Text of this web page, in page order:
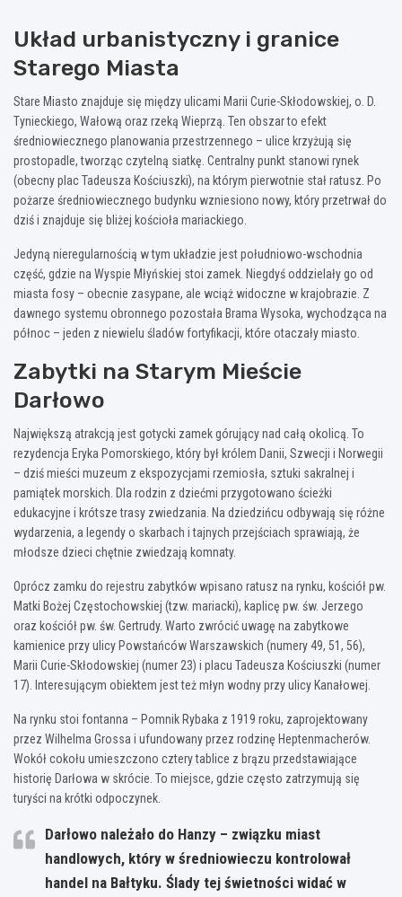
Układ urbanistyczny i granice
Starego Miasta
Stare Miasto znajduje się między ulicami Marii Curie-Skłodowskiej, o. D.
Tynieckiego, Wałową oraz rzeką Wieprzą. Ten obszar to efekt
średniowiecznego planowania przestrzennego – ulice krzyżują się
prostopadle, tworząc czytelną siatkę. Centralny punkt stanowi rynek
(obecny plac Tadeusza Kościuszki), na którym pierwotnie stał ratusz. Po
pożarze średniowiecznego budynku wzniesiono nowy, który przetrwał do
dziś i znajduje się bliżej kościoła mariackiego.
Jedyną nieregularnością w tym układzie jest południowo-wschodnia
część, gdzie na Wyspie Młyńskiej stoi zamek. Niegdyś oddzielały go od
miasta fosy – obecnie zasypane, ale wciąż widoczne w krajobrazie. Z
dawnego systemu obronnego pozostała Brama Wysoka, wychodząca na
północ – jeden z niewielu śladów fortyfikacji, które otaczały miasto.
Zabytki na Starym Mieście
Darłowo
Największą atrakcją jest gotycki zamek górujący nad całą okolicą. To
rezydencja Eryka Pomorskiego, który był królem Danii, Szwecji i Norwegii
– dziś mieści muzeum z ekspozycjami rzemiosła, sztuki sakralnej i
pamiątek morskich. Dla rodzin z dziećmi przygotowano ścieżki
edukacyjne i krótsze trasy zwiedzania. Na dziedzińcu odbywają się różne
wydarzenia, a legendy o skarbach i tajnych przejściach sprawiają, że
młodsze dzieci chętnie zwiedzają komnaty.
Oprócz zamku do rejestru zabytków wpisano ratusz na rynku, kościół pw.
Matki Bożej Częstochowskiej (tzw. mariacki), kaplicę pw. św. Jerzego
oraz kościół pw. św. Gertrudy. Warto zwrócić uwagę na zabytkowe
kamienice przy ulicy Powstańców Warszawskich (numery 49, 51, 56),
Marii Curie-Skłodowskiej (numer 23) i placu Tadeusza Kościuszki (numer
17). Interesującym obiektem jest też młyn wodny przy ulicy Kanałowej.
Na rynku stoi fontanna – Pomnik Rybaka z 1919 roku, zaprojektowany
przez Wilhelma Grossa i ufundowany przez rodzinę Heptenmacherów.
Wokół cokołu umieszczono cztery tablice z brązu przedstawiające
historię Darłowa w skrócie. To miejsce, gdzie często zatrzymują się
turyści na krótki odpoczynek.
Darłowo należało do Hanzy – związku miast
handlowych, który w średniowieczu kontrolował
handel na Bałtyku. Ślady tej świetności widać w